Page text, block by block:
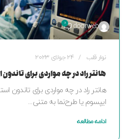
doorweb
0
نوار قلب 24 جولای 2023
هانتر راد در چه مواردی برای
هانتر راد در چه مواردی برای تاندون
ایپسوم یا طرح‌نما به متنی...
ادامه مطالعه